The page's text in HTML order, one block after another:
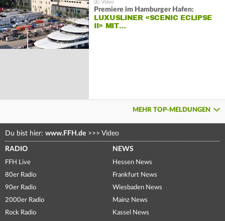
Premiere im Hamburger Hafen:
LUXUSLINER «SCENIC ECLIPSE
II» MIT…
MEHR TOP-MELDUNGEN
Du bist hier: www.FFH.de >>> Video
RADIO
FFH Live
80er Radio
90er Radio
2000er Radio
Rock Radio
NEWS
Hessen News
Frankfurt News
Wiesbaden News
Mainz News
Kassel News